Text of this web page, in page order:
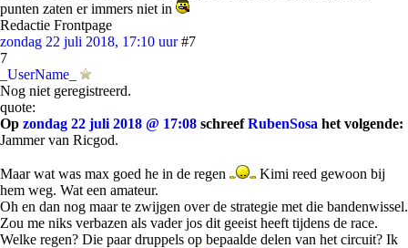
punten zaten er immers niet in
Redactie Frontpage
zondag 22 juli 2018, 17:10 uur #7
7
_UserName_
Nog niet geregistreerd.
quote:
Op zondag 22 juli 2018 @ 17:08 schreefRubenSosa het volgende:
Jammer van Ricgod.
Maar wat was max goed he in de regen
Kimi reed gewoon bij
hem weg. Wat een amateur.
Oh en dan nog maar te zwijgen over de strategie met die bandenwissel.
Zou me niks verbazen als vader jos dit geeist heeft tijdens de race.
Welke regen? Die paar druppels op bepaalde delen van het circuit? Ik